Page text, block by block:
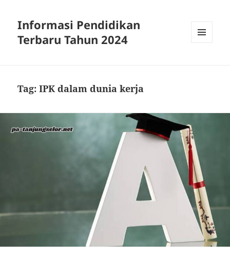
Informasi Pendidikan
Terbaru Tahun 2024
Tag:IPK dalam dunia kerja